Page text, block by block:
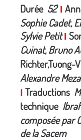
Durée 52'
Sophie Cadet,
Sylvie Petit
Cuinat, Bruno
Richter,Tuong-
Alexandre
Traductions
technique
composée par
de la Sacem